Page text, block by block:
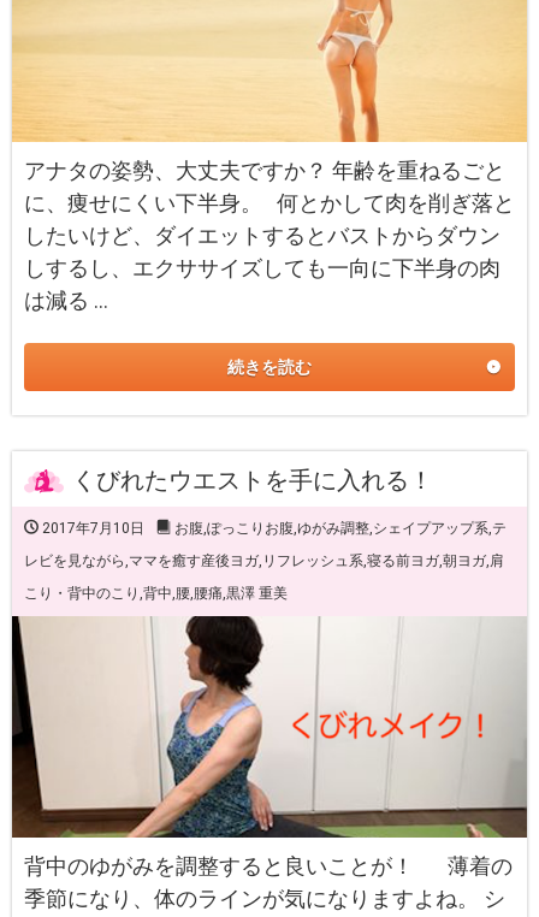
アナタの姿勢、大丈夫ですか？ 年齢を重ねるごと
に、痩せにくい下半身。 何とかして肉を削ぎ落と
したいけど、ダイエットするとバストからダウン
しするし、エクササイズしても一向に下半身の肉
は減る …
続きを読む
くびれたウエストを手に入れる！
2017年7月10日 お腹,ぽっこりお腹,ゆがみ調整,シェイプアップ系,テ
レビを見ながら,ママを癒す産後ヨガ, リフレッシュ系,寝る前ヨガ,朝ヨガ,肩
こり・背中のこり ,背中, 腰, 腰痛,黒澤 重美
背中のゆがみを調整すると良いことが！ 薄着の
季節になり、体のラインが気になりますよね。 シ